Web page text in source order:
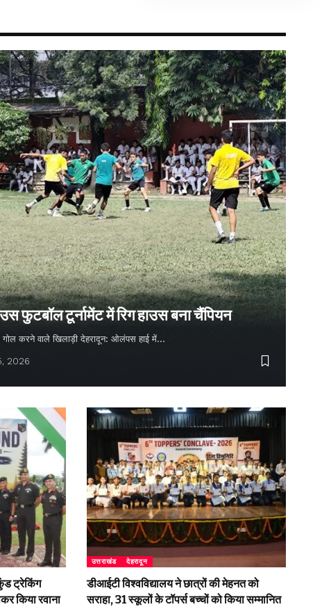
फुटबॉल टूर्नामेंट में रिग हाउस बना चैंपियन
गोल करने वाले खिलाड़ी देहरादून: ओलंपस हाई में…
2026
ट्रेकिंग
किया रवाना
उत्तराखंड देहरादून
डीआईटी विश्वविद्यालय ने छात्रों की मेहनत को
सराहा, 31 स्कूलों के टॉपर्स बच्चों को किया सम्मानित